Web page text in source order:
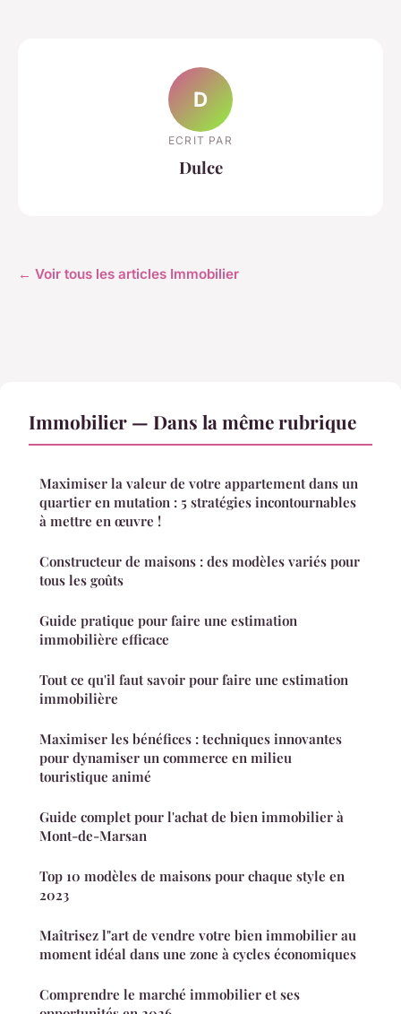
D
ECRIT PAR
Dulce
← Voir tous les articles Immobilier
Immobilier — Dans la même rubrique
Maximiser la valeur de votre appartement dans un
quartier en mutation : 5 stratégies incontournables
à mettre en œuvre !
Constructeur de maisons : des modèles variés pour
tous les goûts
Guide pratique pour faire une estimation
immobilière efficace
Tout ce qu'il faut savoir pour faire une estimation
immobilière
Maximiser les bénéfices : techniques innovantes
pour dynamiser un commerce en milieu
touristique animé
Guide complet pour l'achat de bien immobilier à
Mont-de-Marsan
Top 10 modèles de maisons pour chaque style en
2023
Maîtrisez l"art de vendre votre bien immobilier au
moment idéal dans une zone à cycles économiques
Comprendre le marché immobilier et ses